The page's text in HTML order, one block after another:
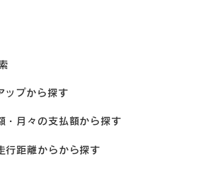
ップから探す
・月々の支払額から探す
行距離からから探す